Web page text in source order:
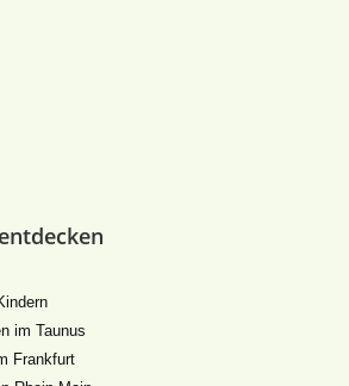
im Taunus
Frankfurt